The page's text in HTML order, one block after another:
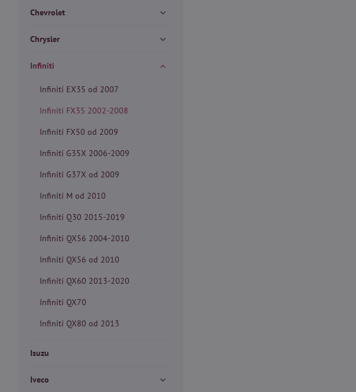
Chevrolet
Chrysler
Infiniti
Infiniti EX35 od 2007
Infiniti FX35 2002-2008
Infiniti FX50 od 2009
Infiniti G35X 2006-2009
Infiniti G37X od 2009
Infiniti M od 2010
Infiniti Q30 2015-2019
Infiniti QX56 2004-2010
Infiniti QX56 od 2010
Infiniti QX60 2013-2020
Infiniti QX70
Infiniti QX80 od 2013
Isuzu
Iveco